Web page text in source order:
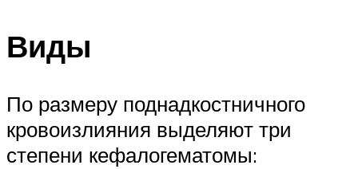
Виды
По размеру поднадкостничного
кровоизлияния выделяют три
степени кефалогематомы: